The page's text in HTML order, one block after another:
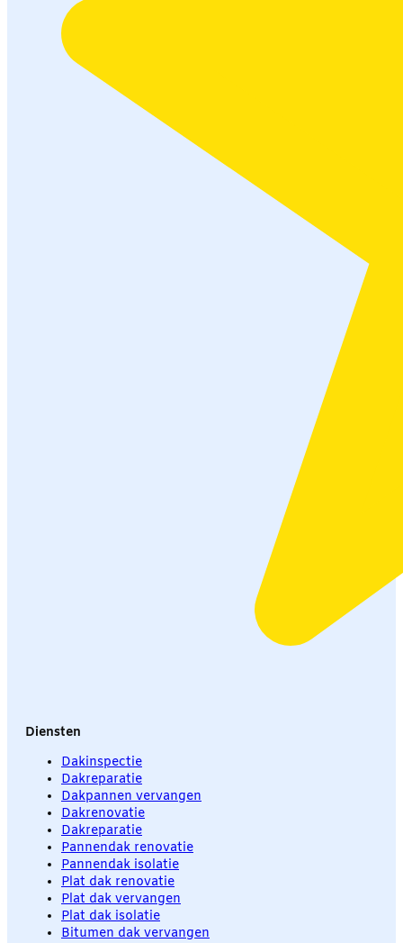
Diensten
Dakinspectie
Dakreparatie
Dakpannen vervangen
Dakrenovatie
Dakreparatie
Pannendak renovatie
Pannendak isolatie
Plat dak renovatie
Plat dak vervangen
Plat dak isolatie
Bitumen dak vervangen